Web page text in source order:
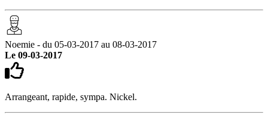
Noemie - du 05-03-2017 au 08-03-2017
Le 09-03-2017
Arrangeant, rapide, sympa. Nickel.